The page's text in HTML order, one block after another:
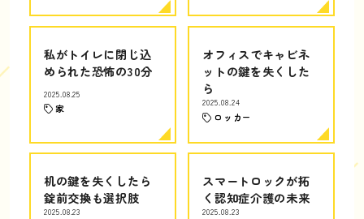
私がトイレに閉じ込
められた恐怖の30分
2025.08.25
家
オフィスでキャビネ
ットの鍵を失くした
ら
2025.08.24
ロッカー
机の鍵を失くしたら
錠前交換も選択肢
2025.08.23
スマートロックが拓
く認知症介護の未来
2025.08.23